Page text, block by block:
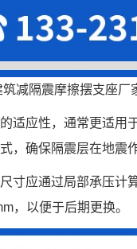
筑减隔震摩擦摆支座厂
适应性，通常更适用
，确保隔震层在地震
寸应通过局部承压计
，以便于后期更换。